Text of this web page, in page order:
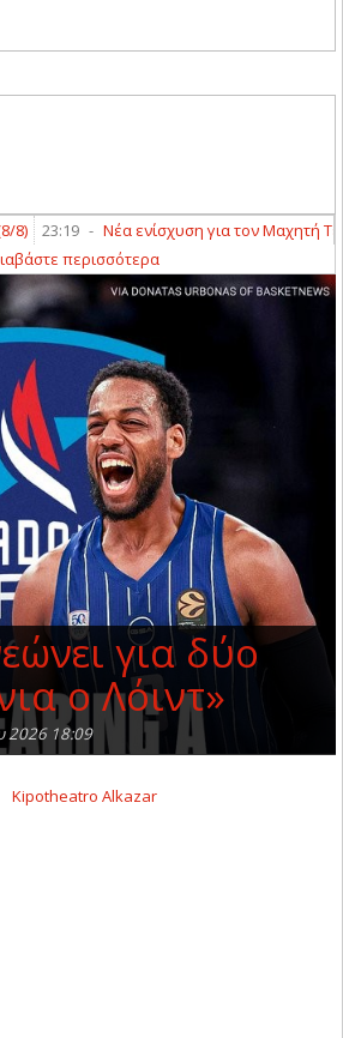
23:19 - Νέα ενίσχυση για τον Μαχητή
περισσότερα
για δύο
ο Λόιντ»
2026 18:09